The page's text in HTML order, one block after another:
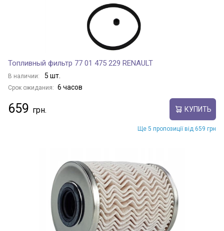
Топливный фильтр 77 01 475 229 RENAULT
В наличии: 5 шт.
Срок ожидания: 6 часов
659 КУПИТЬ
Ще 5 пропозиції від 659 грн